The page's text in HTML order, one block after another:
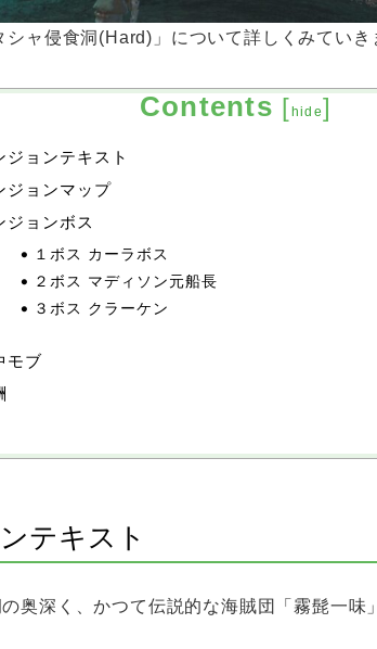
シャ侵食洞(Hard)」について詳しくみていき
Contents [hide]
ジョンテキスト
ジョンマップ
ジョンボス
１ボス カーラボス
２ボス マディソン元船長
３ボス クラーケン
モブ
テキスト
奥深く、かつて伝説的な海賊団「霧髭一味